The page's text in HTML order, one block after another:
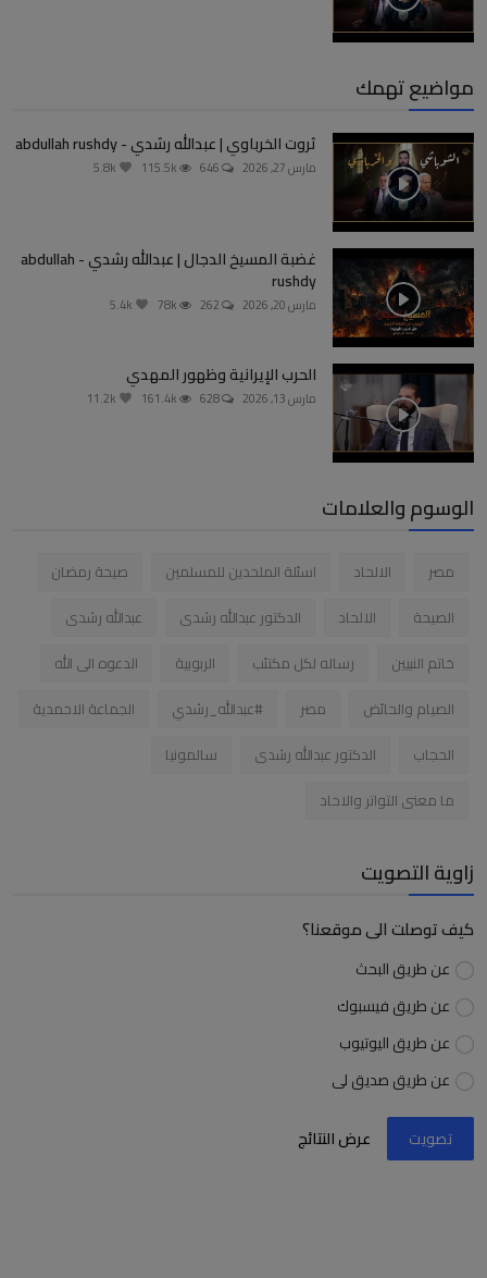
مواضيع تهمك
ثروت الخرباوي | عبدالله رشدي - abdullah rushdy
مارس 27, 2026
غضبة المسيخ الدجال | عبدالله رشدي - abdullah
rushdy
مارس 20, 2026
الحرب الإيرانية وظهور المهدي
مارس 13, 2026
الوسوم والعلامات
مصر الالحاد اسئلة الملحدين للمسلمين
صيحة رمضان
الصيحة
الالحاد الدكتور عبدالله رشدى
عبدالله رشدى
خاتم النبيين
رساله لكل مكتئب الربوبية
الدعوه الى الله
الصيام والحائض
مصر #عبدالله_رشدي
الجماعة الاحمدية
الحجاب
الدكتور عبدالله رشدى
سالمونيا
ما معنى التواتر والاحاد
زاوية التصويت
كيف توصلت الى موقعنا؟
عن طريق البحث
عن طريق فيسبوك
عن طريق اليوتيوب
عن طريق صديق لى
تصويت عرض النتائج